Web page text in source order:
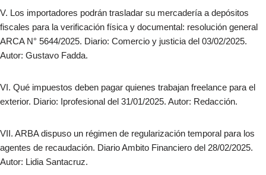
V. Los importadores podrán trasladar su mercadería a depósitos
fiscales para la verificación física y documental: resolución general
ARCA N° 5644/2025. Diario: Comercio y justicia del 03/02/2025.
Autor: Gustavo Fadda.
VI. Qué impuestos deben pagar quienes trabajan freelance para el
exterior. Diario: Iprofesional del 31/01/2025. Autor: Redacción.
VII. ARBA dispuso un régimen de regularización temporal para los
agentes de recaudación. Diario Ambito Financiero del 28/02/2025.
Autor: Lidia Santacruz.